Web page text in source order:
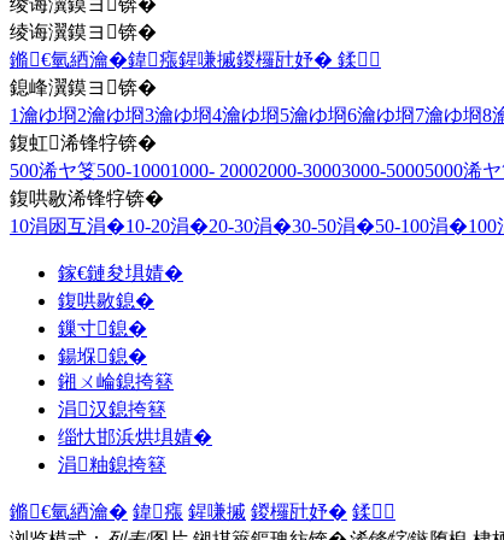
绫诲瀷鏌ヨ锛�
绫诲瀷鏌ヨ锛�
鏅€氫綇瀹�鍏瘬鍟嗛摵鍐欏瓧妤� 鍒
鎴峰瀷鏌ヨ锛�
1瀹ゆ埛2瀹ゆ埛3瀹ゆ埛4瀹ゆ埛5瀹ゆ埛6瀹ゆ埛7瀹ゆ埛8
鍑虹浠锋牸锛�
500浠ヤ笅500-10001000- 20002000-30003000-50005000浠
鍑哄敭浠锋牸锛�
10涓囦互涓�10-20涓�20-30涓�30-50涓�50-100涓�
鎵€鏈夋埧婧�
鍑哄敭鎴�
鏁寸鎴�
鍚堢鎴�
鎺ㄨ崘鎴挎簮
涓汉鎴挎簮
缁忕邯浜烘埧婧�
涓粙鎴挎簮
鏅€氫綇瀹� 鍏瘬 鍟嗛摵 鍐欏瓧妤� 鍒